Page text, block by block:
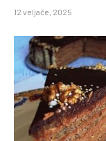
12 veljače, 2025